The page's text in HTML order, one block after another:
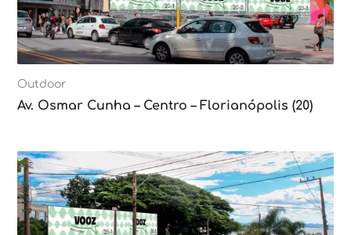
Outdoor
Av. Osmar Cunha – Centro – Florianópolis (20)